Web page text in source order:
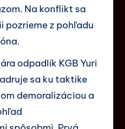
Na konflikt sa
pozrieme z pohľadu
odpadlík KGB Yuri
sa ku taktike
demoralizáciou a